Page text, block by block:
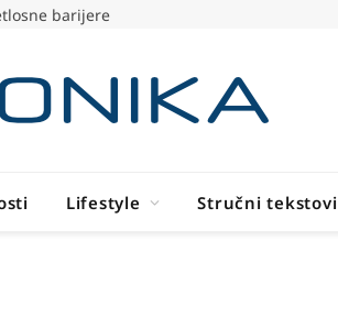
barijere
Lifestyle Stručni tekstovi